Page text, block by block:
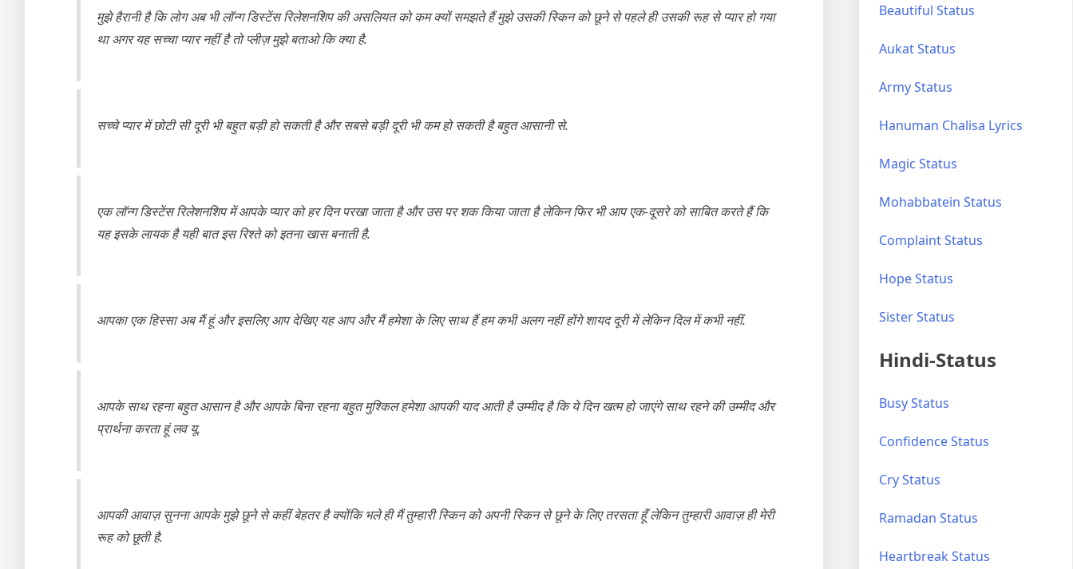
मुझे हैरानी है कि लोग अब भी लॉन्ग डिस्टेंस रिलेशनशिप की असलियत को कम क्यों समझते हैं मुझे उसकी स्किन को छूने से पहले ही उसकी रूह से प्यार हो गया
था अगर यह सच्चा प्यार नहीं है तो प्लीज़ मुझे बताओ कि क्या है.
सच्चे प्यार में छोटी सी दूरी भी बहुत बड़ी हो सकती है और सबसे बड़ी दूरी भी कम हो सकती है बहुत आसानी से.
एक लॉन्ग डिस्टेंस रिलेशनशिप में आपके प्यार को हर दिन परखा जाता है और उस पर शक किया जाता है लेकिन फिर भी आप एक-दूसरे को साबित करते हैं कि
यह इसके लायक है यही बात इस रिश्ते को इतना खास बनाती है.
आपका एक हिस्सा अब मैं हूं और इसलिए आप देखिए यह आप और मैं हमेशा के लिए साथ हैं हम कभी अलग नहीं होंगे शायद दूरी में लेकिन दिल में कभी नहीं.
आपके साथ रहना बहुत आसान है और आपके बिना रहना बहुत मुश्किल हमेशा आपकी याद आती है उम्मीद है कि ये दिन खत्म हो जाएंगे साथ रहने की उम्मीद और
प्रार्थना करता हूं लव यू.
आपकी आवाज़ सुनना आपके मुझे छूने से कहीं बेहतर है क्योंकि भले ही मैं तुम्हारी स्किन को अपनी स्किन से छूने के लिए तरसता हूँ लेकिन तुम्हारी आवाज़ ही मेरी
रूह को छूती है.
Beautiful Status
Aukat Status
Army Status
Hanuman Chalisa Lyrics
Magic Status
Mohabbatein Status
Complaint Status
Hope Status
Sister Status
Hindi-Status
Busy Status
Confidence Status
Cry Status
Ramadan Status
Heartbreak Status